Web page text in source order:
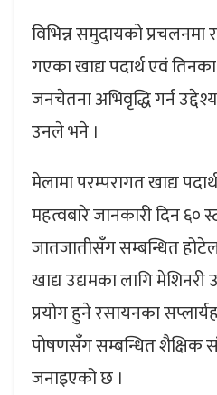
विभिन्न समुदायको
गएका खाद्य पदार्थ एवं
जनचेतना अभिवृद्धि गर्न
उनले भने ।
मेलामा परम्परागत खाद्य
महत्वबारे जानकारी दिन ६०
जातजातीसँग सम्बन्धित
खाद्य उद्यमका लागि
प्रयोग हुने रसायनका
पोषणसँग सम्बन्धित शैक्षिक
जनाइएको छ ।